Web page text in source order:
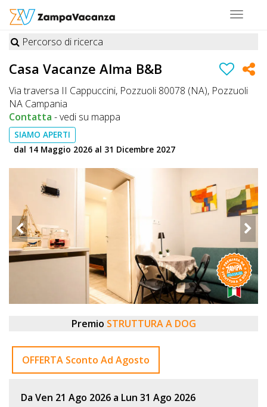
Toggle
STRUTTURE
DOG
LUOGHI
A
DOG
OFFERTE
A
A
DOG
Percorso di ricerca
Casa Vacanze Alma B&B
Via traversa II Cappuccini, Pozzuoli 80078 (NA), Pozzuoli
NA Campania
Contatta -vedi su mappa
SIAMO APERTI
dal 14 Maggio 2026 al 31 Dicembre 2027
Premio STRUTTURA A DOG
OFFERTA Sconto Ad Agosto
Da Ven 21 Ago 2026 a Lun 31 Ago 2026